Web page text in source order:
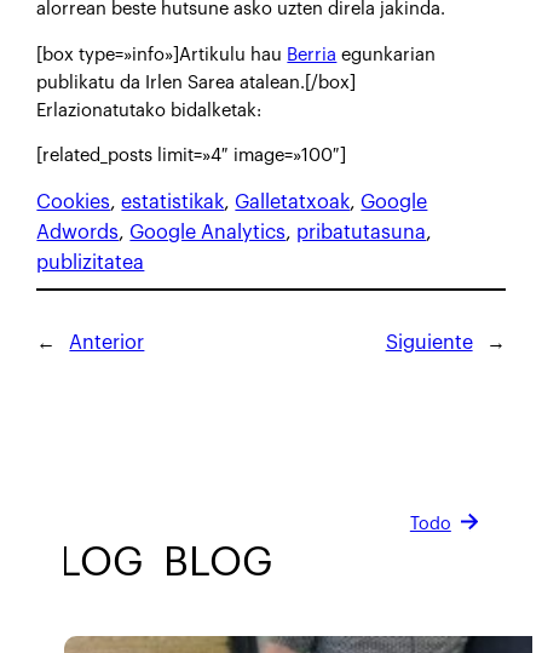
alorrean beste hutsune asko uzten direla jakinda.
[box type=»info»]Artikulu hau Berria egunkarian
publikatu da Irlen Sarea atalean.[/box]
Erlazionatutako bidalketak:
[related_posts limit=»4″ image=»100″]
Cookies, estatistikak, Galletatxoak, Google
Adwords, Google Analytics, pribatutasuna
publizitatea
← Anterior Siguiente →
BLOG BLOG BLOG
Todo